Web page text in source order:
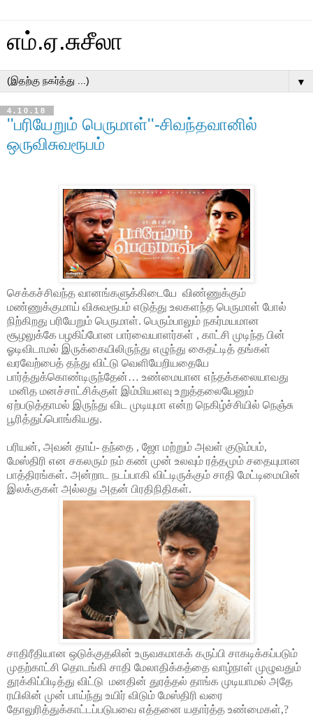
எம்.ஏ.சுசீலா
▼
4.10.18
''பரியேறும் பெருமாள்''-சிவந்தவானில்
ஒருவிசுவரூபம்
செக்கச்சிவந்த வானங்களுக்கிடையே விண்ணுக்கும்
மண்ணுக்குமாய் விசுவரூபம் எடுத்து உலகளந்த பெருமாள் போல்
நிற்கிறது பரியேறும் பெருமாள். பெரும்பாலும் நகர்மயமான
சூழலுக்கே பழகிப்போன பார்வையாளர்கள் , காட்சி முடிந்த பின்
ஓடிவிடாமல் இருக்கையிலிருந்து எழுந்து கைதட்டித் தங்கள்
வரவேற்பைத் தந்து விட்டு வெளியேறியதையே
பார்த்துக்கொண்டிருந்தேன்… உண்மையான எந்தக்கலையாவது
மனித மனச்சாட்சிக்குள் இம்மியளவு உறுத்தலையேனும்
ஏற்படுத்தாமல் இருந்து விட முடியுமா என்ற நெகிழ்ச்சியில் நெஞ்சு
பூரித்துப்பொங்கியது.
பரியன், அவன் தாய்- தந்தை , ஜோ மற்றும் அவள் குடும்பம்,
மேஸ்திரி என சகலரும் நம் கண் முன் உலவும் ரத்தமும் சதையுமான
பாத்திரங்கள். அன்றாட நடப்பாகி விட்டிருக்கும் சாதி மேட்டிமையின்
இலக்குகள் அல்லது அதன் பிரதிநிதிகள்.
சாதிரீதியான ஒடுக்குதலின் உருவகமாகக் கருப்பி சாகடிக்கப்படும்
முதற்காட்சி தொடங்கி சாதி மேலாதிக்கத்தை வாழ்நாள் முழுவதும்
தூக்கிப்பிடித்து விட்டு மனதின் துரத்தல் தாங்க முடியாமல் அதே
ரயிலின் முன் பாய்ந்து உயிர் விடும் மேஸ்திரி வரை
தோலுரித்துக்காட்டப்படுபவை எத்தனை யதார்த்த உண்மைகள்,?